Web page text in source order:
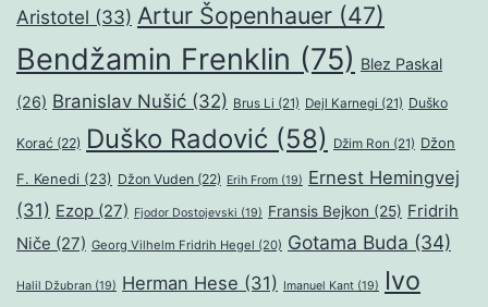
Aristotel (33) Artur Šopenhauer (47)
Bendžamin Frenklin (75) Blez Paskal
(26) Branislav Nušić (32) Brus Li (21) Dejl Karnegi (21) Duško
Korać (22) Duško Radović (58) Džim Ron (21) Džon
F. Kenedi (23) Džon Vuden (22) Erih From (19) Ernest Hemingvej
(31) Ezop (27) Fjodor Dostojevski (19) Fransis Bejkon (25) Fridrih
Niče (27) Georg Vilhelm Fridrih Hegel (20) Gotama Buda (34)
Halil Džubran (19) Herman Hese (31) Imanuel Kant (19)
Ivo